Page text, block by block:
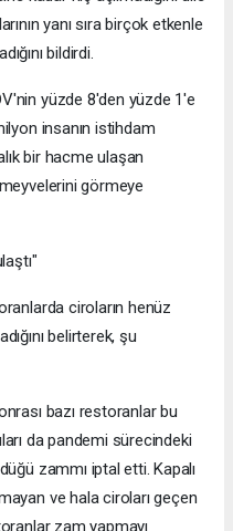
yanı sıra birçok etkenle
bildirdi.
yüzde 8'den yüzde 1'e
insanın istihdam
bir hacme ulaşan
görmeye
ciroların henüz
belirterek, şu
bazı restoranlar bu
da pandemi sürecindeki
zammı iptal etti. Kapalı
ve hala ciroları geçen
zam yapmayı